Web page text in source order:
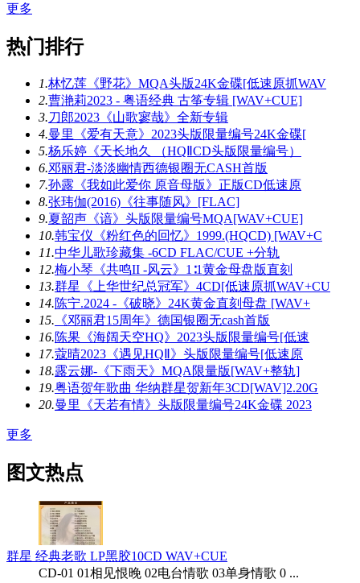
更多
热门排行
1.林忆莲《野花》MQA头版24K金碟[低速原抓WAV
2.曹滟莉2023 - 粤语经典 古筝专辑 [WAV+CUE]
3.刀郎2023《山歌寥哉》全新专辑
4.曼里《爱有天意》2023头版限量编号24K金碟[
5.杨乐婷《天长地久 （HQⅡCD头版限量编号）
6.邓丽君-淡淡幽情西德银圈无CASH首版
7.孙露《我如此爱你 原音母版》正版CD低速原
8.张玮伽(2016)《往事随风》[FLAC]
9.夏韶声《谙》头版限量编号MQA[WAV+CUE]
10.韩宝仪《粉红色的回忆》1999.(HQCD) [WAV+C
11.中华儿歌珍藏集 -6CD FLAC/CUE +分轨
12.梅小琴《共鸣II -风云》1∶1黄金母盘版直刻
13.群星《上华世纪总冠军》4CD[低速原抓WAV+CU
14.陈宁.2024 -《破晓》24K黄金直刻母盘 [WAV+
15. 《邓丽君15周年》德国银圈无cash首版
16.陈果《海阔天空HQ》2023头版限量编号[低速
17.蔻晴2023《遇见HQⅡ》头版限量编号[低速原
18.露云娜-《下雨天》MQA限量版[WAV+整轨]
19.粤语贺年歌曲 华纳群星贺新年3CD[WAV]2.20G
20.曼里《天若有情》头版限量编号24K金碟 2023
更多
图文热点
群星 经典老歌 LP黑胶10CD WAV+CUE
CD-01 01相见恨晚 02电台情歌 03单身情歌 0 ...